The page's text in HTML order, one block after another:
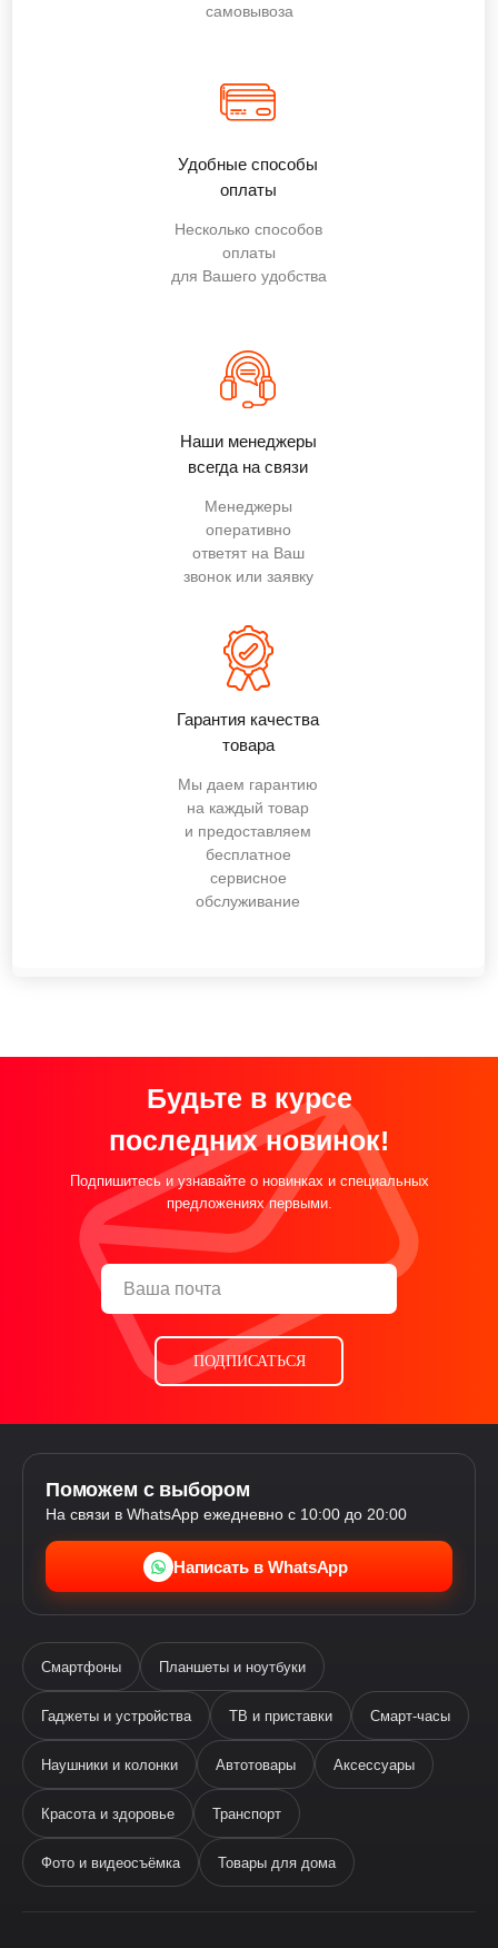
Удобные способы
оплаты
Гарантия качества
товара
Наши менеджеры
всегда на связи
самовывоза
Несколько способов
оплаты
для Вашего удобства
Мы даем гарантию
на каждый товар
и предоставляем
бесплатное
сервисное
обслуживание
Менеджеры
оперативно
ответят на Ваш
звонок или заявку
Будьте в курсе
последних новинок!
Подпишитесь и узнавайте о новинках и специальных
предложениях первыми.
ПОДПИСАТЬСЯ
Поможем с выбором
На связи в WhatsApp ежедневно с 10:00 до 20:00
Написать в WhatsApp
Смартфоны Планшеты и ноутбуки
Гаджеты и устройства ТВ и приставки Смарт-часы
Наушники и колонки Автотовары Аксессуары
Красота и здоровье Транспорт
Фото и видеосъёмка Товары для дома
виртуальный помощник